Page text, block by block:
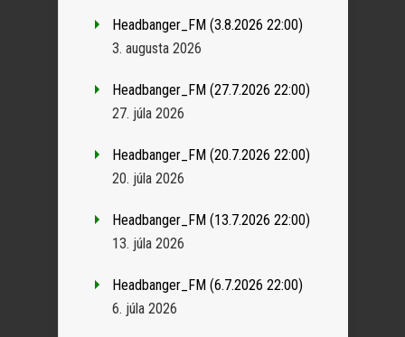
Headbanger_FM (3.8.2026 22:00)
3. augusta 2026
Headbanger_FM (27.7.2026 22:00)
27. júla 2026
Headbanger_FM (20.7.2026 22:00)
20. júla 2026
Headbanger_FM (13.7.2026 22:00)
13. júla 2026
Headbanger_FM (6.7.2026 22:00)
6. júla 2026